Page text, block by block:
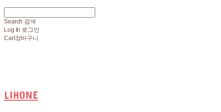
Search 검색
Log In 로그인
Cart장바구니
LIHONE